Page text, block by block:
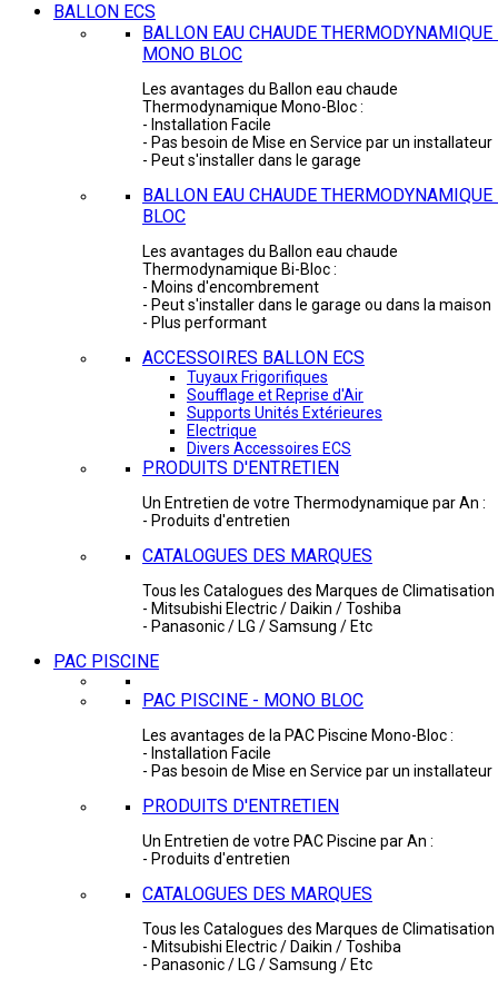
BALLON ECS
BALLON EAU CHAUDE THERMODYNAMIQUE
MONO BLOC
Les avantages du Ballon eau chaude
Thermodynamique Mono-Bloc :
- Installation Facile
- Pas besoin de Mise en Service par un installateur
- Peut s'installer dans le garage
BALLON EAU CHAUDE
BLOC
Les avantages du Ballon eau chaude
Thermodynamique Bi-Bloc :
- Moins d'encombrement
- Peut s'installer dans le garage ou dans la maison
- Plus performant
ACCESSOIRES BALLON ECS
Tuyaux Frigorifiques
Soufflage et Reprise d'Air
Supports Unités Extérieures
Electrique
Divers Accessoires ECS
PRODUITS D'ENTRETIEN
Un Entretien de votre Thermodynamique par An :
- Produits d'entretien
CATALOGUES DES MARQUES
Tous les Catalogues des Marques de Climatisation
- Mitsubishi Electric / Daikin / Toshiba
- Panasonic / LG / Samsung / Etc
PAC PISCINE
PAC PISCINE - MONO BLOC
Les avantages de la PAC Piscine Mono-Bloc :
- Installation Facile
- Pas besoin de Mise en Service par un installateur
PRODUITS D'ENTRETIEN
Un Entretien de votre PAC Piscine par An :
- Produits d'entretien
CATALOGUES DES MARQUES
Tous les Catalogues des Marques de Climatisation
- Mitsubishi Electric / Daikin / Toshiba
- Panasonic / LG / Samsung / Etc